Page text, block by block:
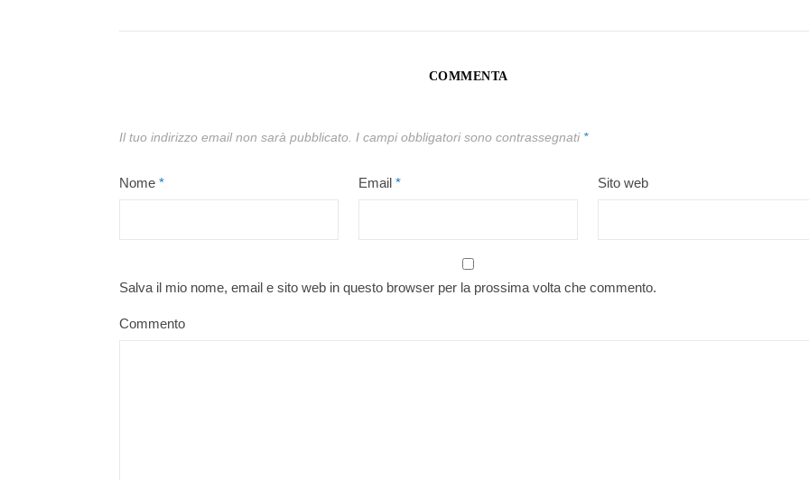
COMMENTA
Il tuo indirizzo email non sarà pubblicato. I campi obbligatori sono contrassegnati *
Nome * Email * Sito web
Salva il mio nome, email e sito web in questo browser per la prossima volta che commento.
Commento